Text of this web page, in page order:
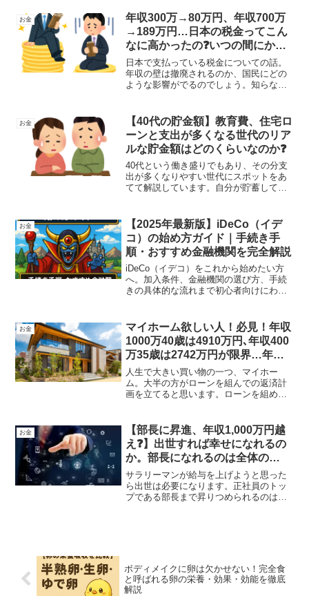
お金
年収300万→80万円、年収700万
→189万円…日本の税金ってこん
なに高かったの❓いつの間にか増
税されていた…ステルス増税。
日本で支払っている税金についての話。
年収の壁は撤廃されるのか、国民にどの
ような影響がでるのでしょう。知らない
テルス増税の実態の解説をしています。
お金
【40代の貯金額】教育費、住宅ロ
ーンと支出が多くなる世代のリア
ルな貯金額はどのくらいなのか❓
40代という働き盛りでもあり、その分支
出が多くなりやすい世代にスポットをあ
てて解説しています。自分が貯蓄してい
お金
【2025年最新版】iDeCo（イデ
コ）の始め方ガイド｜手続き手
順・おすすめ金融機関を完全解説
iDeCo（イデコ）をこれから始めたい方
へ。加入条件、金融機関の選び方、手続
きの具体的な流れまで初心者向けにわか
選択をサポートします。
お金
マイホーム欲しい人！必見！年収
1000万40歳は4910万円､年収400
万35歳は2742万円が限界…年齢･
年収別｢マイホーム価格｣早見表
人生で大きい買い物の一つ、マイホー
ム。大半の方がローンを組んでの返済計
画を立てると思います。ローンを組めば
そんな簡単に35年という長い返済ができ
るのでしょうか。マイホーム価格表を用
い解説しております。
お金
【部長に昇進、年収1,000万円越
え❓】出世すれば幸せになれるの
か。部長になれるのは全体の
5.5%
サラリーマンが給与を上げようと思った
ら出世は必要になります。正社員のトッ
プである部長まで昇りつめられるのは上
ボディメイクに卵は欠かせない！完全食
と呼ばれる卵の栄養・効果・効能を徹底
解説